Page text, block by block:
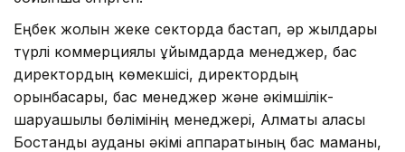
Еңбек жолын жеке секторда бастап, әр жылдары
түрлі коммерциялық ұйымдарда менеджер, бас
директордың көмекшісі, директордың
орынбасары, бас менеджер және әкімшілік-
шаруашылық бөлімінің менеджері, Алматы қаласы
Бостандық ауданы әкімі аппаратының бас маманы,